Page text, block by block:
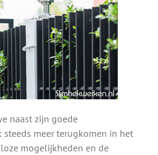
naast zijn goede
meer terugkomen in het
mogelijkheden en de